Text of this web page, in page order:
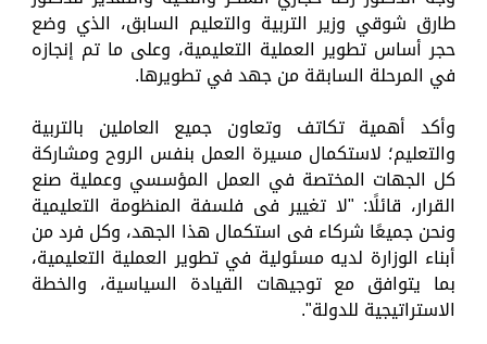
طارق شوقي وزير التربية والتعليم السابق، الذي وضع
حجر أساس تطوير العملية التعليمية، وعلى ما تم إنجازه
في المرحلة السابقة من جهد في تطويرها.
وأكد أهمية تكاتف وتعاون جميع العاملين بالتربية
والتعليم؛ لاستكمال مسيرة العمل بنفس الروح ومشاركة
كل الجهات المختصة في العمل المؤسسي وعملية صنع
القرار، قائلًا: "لا تغيير فى فلسفة المنظومة التعليمية
ونحن جميعًا شركاء فى استكمال هذا الجهد، وكل فرد من
أبناء الوزارة لديه مسئولية في تطوير العملية التعليمية،
بما يتوافق مع توجيهات القيادة السياسية، والخطة
الاستراتيجية للدولة".